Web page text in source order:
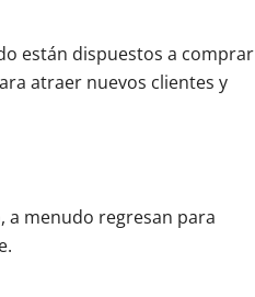
están dispuestos a comprar
atraer nuevos clientes y
a menudo regresan para